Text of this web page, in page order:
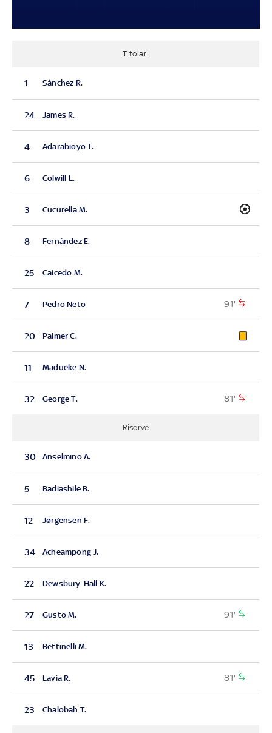
Titolari
1 Sánchez R.
24 James R.
4 Adarabioyo T.
6 Colwill L.
3 Cucurella M.
8 Fernández E.
25 Caicedo M.
7 Pedro Neto 91'
20 Palmer C.
11 Madueke N.
32 George T. 81'
Riserve
30 Anselmino A.
5 Badiashile B.
12 Jørgensen F.
34 Acheampong J.
22 Dewsbury-Hall K.
27 Gusto M. 91'
13 Bettinelli M.
45 Lavia R. 81'
23 Chalobah T.